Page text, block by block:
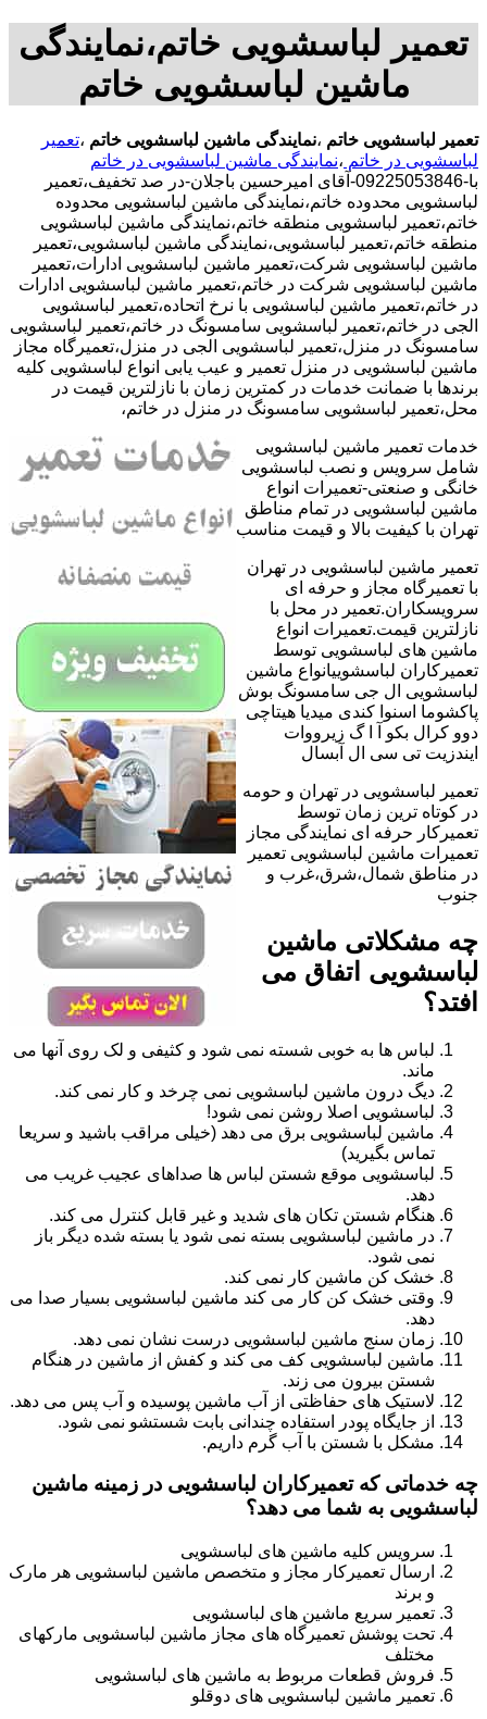
تعمیر لباسشویی خاتم،نمایندگی
ماشین لباسشویی خاتم
تعمیر لباسشویی خاتم ،نمایندگی ماشین لباسشویی خاتم ،تعمیر
لباسشویی در خاتم ،نمایندگی ماشین لباسشویی در خاتم
با-09225053846-آقای امیرحسین باجلان-در صد تخفیف،تعمیر
لباسشویی محدوده خاتم،نمایندگی ماشین لباسشویی محدوده
خاتم،تعمیر لباسشویی منطقه خاتم،نمایندگی ماشین لباسشویی
منطقه خاتم،تعمیر لباسشویی،نمایندگی ماشین لباسشویی،تعمیر
ماشین لباسشویی شرکت،تعمیر ماشین لباسشویی ادارات،تعمیر
ماشین لباسشویی شرکت در خاتم،تعمیر ماشین لباسشویی ادارات
در خاتم،تعمیر ماشین لباسشویی با نرخ اتحاده،تعمیر لباسشویی
الجی در خاتم،تعمیر لباسشویی سامسونگ در خاتم،تعمیر لباسشویی
سامسونگ در منزل،تعمیر لباسشویی الجی در منزل،تعمیرگاه مجاز
ماشین لباسشویی در منزل تعمیر و عیب یابی انواع لباسشویی کلیه
برندها با ضمانت خدمات در کمترین زمان با نازلترین قیمت در
محل،تعمیر لباسشویی سامسونگ در منزل در خاتم،
خدمات تعمیر ماشین لباسشویی
شامل سرویس و نصب لباسشویی
خانگی و صنعتی-تعمیرات انواع
ماشین لباسشویی در تمام مناطق
تهران با کیفیت بالا و قیمت مناسب
تعمیر ماشین لباسشویی در تهران
با تعمیرگاه مجاز و حرفه ای
سرویسکاران.تعمیر در محل با
نازلترین قیمت.تعمیرات انواع
ماشین های لباسشویی توسط
تعمیرکاران لباسشوییانواع ماشین
لباسشویی ال جی سامسونگ بوش
پاکشوما اسنوا کندی میدیا هیتاچی
دوو کرال بکو آ ا گ زیرووات
ایندزیت تی سی ال آبسال
تعمیر لباسشویی در تهران و حومه
در کوتاه ترین زمان توسط
تعمیرکار حرفه ای نمایندگی مجاز
تعمیرات ماشین لباسشویی تعمیر
در مناطق شمال،شرق،غرب و
جنوب
چه مشکلاتی ماشین
لباسشویی اتفاق می
افتد؟
لباس ها به خوبی شسته نمی شود و کثیفی و لک روی آنها می
ماند.
دیگ درون ماشین لباسشویی نمی چرخد و کار نمی کند.
لباسشویی اصلا روشن نمی شود!
ماشین لباسشویی برق می دهد (خیلی مراقب باشید و سریعا
تماس بگیرید)
لباسشویی موقع شستن لباس ها صداهای عجیب غریب می
دهد.
هنگام شستن تکان های شدید و غیر قابل کنترل می کند.
در ماشین لباسشویی بسته نمی شود یا بسته شده دیگر باز
نمی شود.
خشک کن ماشین کار نمی کند.
وقتی خشک کن کار می کند ماشین لباسشویی بسیار صدا می
دهد.
زمان سنج ماشین لباسشویی درست نشان نمی دهد.
ماشین لباسشویی کف می کند و کفش از ماشین در هنگام
شستن بیرون می زند.
لاستیک های حفاظتی از آب ماشین پوسیده و آب پس می دهد.
از جایگاه پودر استفاده چندانی بابت شستشو نمی شود.
مشکل با شستن با آب گرم داریم.
چه خدماتی که تعمیرکاران لباسشویی در زمینه ماشین
لباسشویی به شما می دهد؟
سرویس کلیه ماشین های لباسشویی
ارسال تعمیرکار مجاز و متخصص ماشین لباسشویی هر مارک
و برند
تعمیر سریع ماشین های لباسشویی
تحت پوشش تعمیرگاه های مجاز ماشین لباسشویی مارکهای
مختلف
فروش قطعات مربوط به ماشین های لباسشویی
تعمیر ماشین لباسشویی های دوقلو